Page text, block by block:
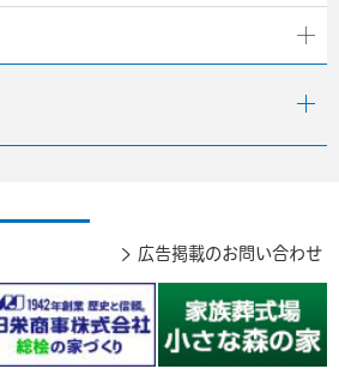
広告掲載のお問い合わせ